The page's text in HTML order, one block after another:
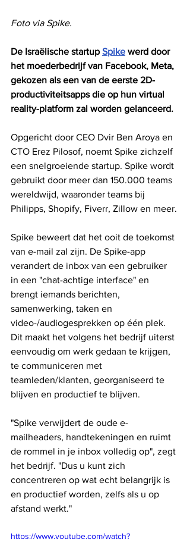
Foto via Spike.
De Israëlische startup Spike werd door
het moederbedrijf van Facebook, Meta,
gekozen als een van de eerste 2D-
productiviteitsapps die op hun virtual
reality-platform zal worden gelanceerd.
Opgericht door CEO Dvir Ben Aroya en
CTO Erez Pilosof, noemt Spike zichzelf
een snelgroeiende startup. Spike wordt
gebruikt door meer dan 150.000 teams
wereldwijd, waaronder teams bij
Philipps, Shopify, Fiverr, Zillow en meer.
Spike beweert dat het ooit de toekomst
van e-mail zal zijn. De Spike-app
verandert de inbox van een gebruiker
in een "chat-achtige interface" en
brengt iemands berichten,
samenwerking, taken en
video-/audiogesprekken op één plek.
Dit maakt het volgens het bedrijf uiterst
eenvoudig om werk gedaan te krijgen,
te communiceren met
teamleden/klanten, georganiseerd te
blijven en productief te blijven.
"Spike verwijdert de oude e-
mailheaders, handtekeningen en ruimt
de rommel in je inbox volledig op", zegt
het bedrijf. "Dus u kunt zich
concentreren op wat echt belangrijk is
en productief worden, zelfs als u op
afstand werkt."
https://www.youtube.com/watch?